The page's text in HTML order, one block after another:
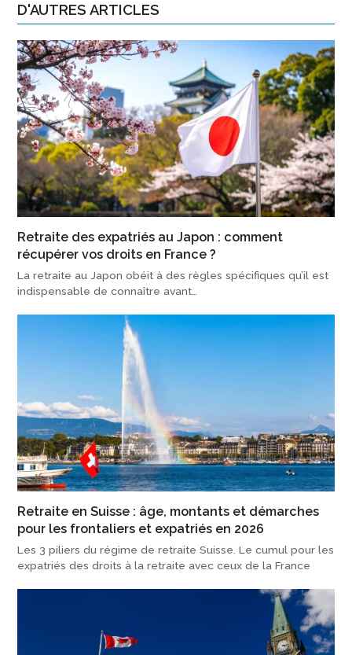
D'AUTRES ARTICLES
Retraite des expatriés au Japon : comment
récupérer vos droits en France ?
La retraite au Japon obéit à des règles spécifiques qu’il est
indispensable de connaître avant…
Retraite en Suisse : âge, montants et démarches
pour les frontaliers et expatriés en 2026
Les 3 piliers du régime de retraite Suisse. Le cumul pour les
expatriés des droits à la retraite avec ceux de la France